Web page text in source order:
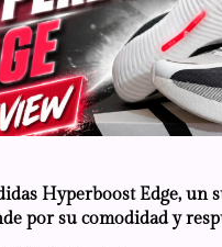
Hyperboost Edge, un
por su comodidad y